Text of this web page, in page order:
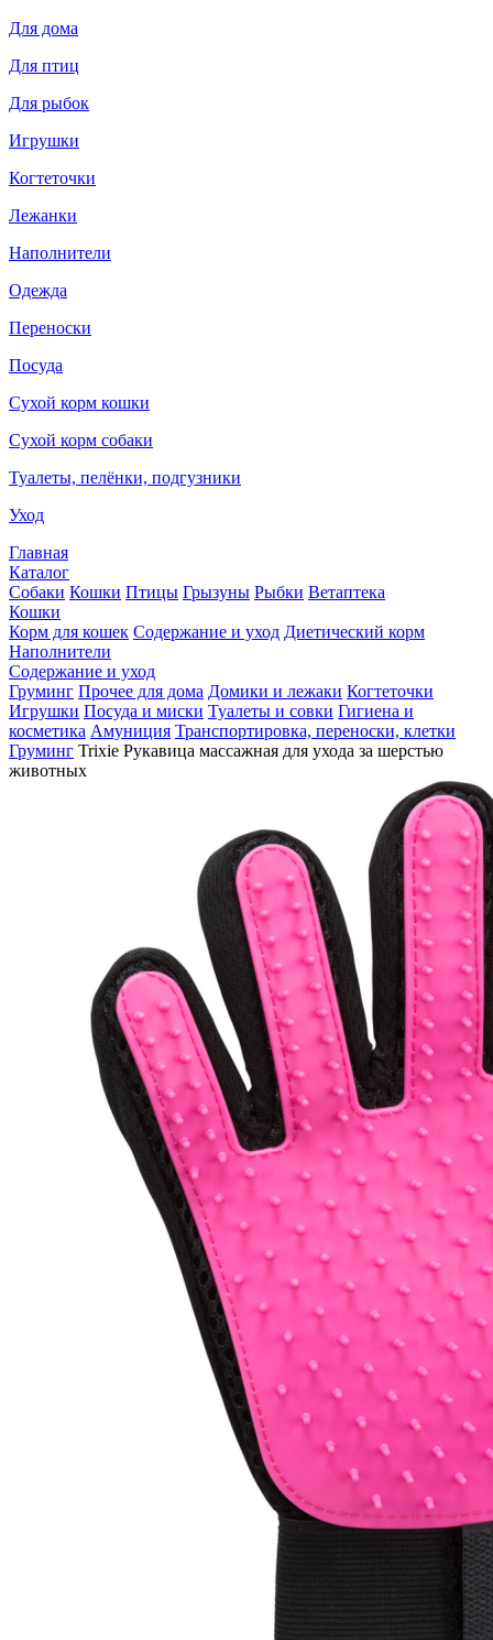
Для дома
Для птиц
Для рыбок
Игрушки
Когтеточки
Лежанки
Наполнители
Одежда
Переноски
Посуда
Сухой корм кошки
Сухой корм собаки
Туалеты, пелёнки, подгузники
Уход
Главная
Каталог
Собаки Кошки Птицы Грызуны Рыбки Ветаптека
Кошки
Корм для кошек Содержание и уход Диетический корм
Наполнители
Содержание и уход
Груминг Прочее для дома Домики и лежаки Когтеточки
Игрушки Посуда и миски Туалеты и совки Гигиена и
косметика Амуниция Транспортировка, переноски, клетки
Груминг Trixie Рукавица массажная для ухода за шерстью
животных